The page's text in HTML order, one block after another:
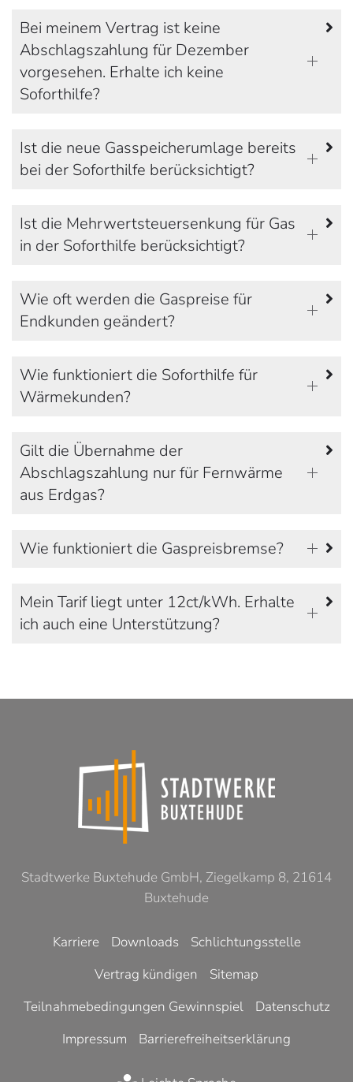
Bei meinem Vertrag ist keine
Abschlagszahlung für Dezember
vorgesehen. Erhalte ich keine
Soforthilfe?
Ist die neue Gasspeicherumlage bereits
bei der Soforthilfe berücksichtigt?
Ist die Mehrwertsteuersenkung für Gas
in der Soforthilfe berücksichtigt?
Wie oft werden die Gaspreise für
Endkunden geändert?
Wie funktioniert die Soforthilfe für
Wärmekunden?
Gilt die Übernahme der
Abschlagszahlung nur für Fernwärme
aus Erdgas?
Wie funktioniert die Gaspreisbremse?
Mein Tarif liegt unter 12ct/kWh. Erhalte
ich auch eine Unterstützung?
Stadtwerke Buxtehude GmbH, Ziegelkamp 8, 21614
Buxtehude
Karriere Downloads
Schlichtungsstelle
Vertrag kündigen
Sitemap
Teilnahmebedingungen Gewinnspiel
Datenschutz
Impressum
Barrierefreiheitserklärung